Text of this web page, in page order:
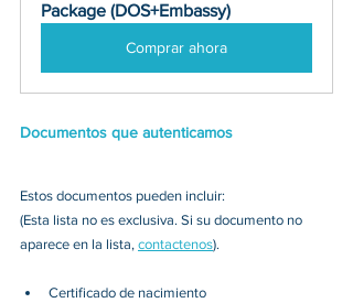
Package (DOS+Embassy)
Comprar ahora
Documentos que autenticamos
Estos documentos pueden incluir:
(Esta lista no es exclusiva. Si su documento no
aparece en la lista, contactenos).
Certificado de nacimiento